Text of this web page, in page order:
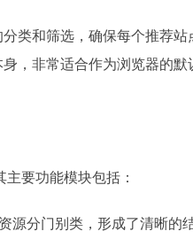
类和筛选，确保每个推荐
，非常适合作为浏览器的
要功能模块包括：
源分门别类，形成了清晰的